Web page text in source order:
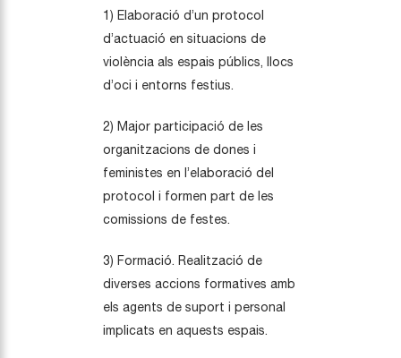
1) Elaboració d’un protocol
d’actuació en situacions de
violència als espais públics, llocs
d’oci i entorns festius.
2) Major participació de les
organitzacions de dones i
feministes en l’elaboració del
protocol i formen part de les
comissions de festes.
3) Formació. Realització de
diverses accions formatives amb
els agents de suport i personal
implicats en aquests espais.